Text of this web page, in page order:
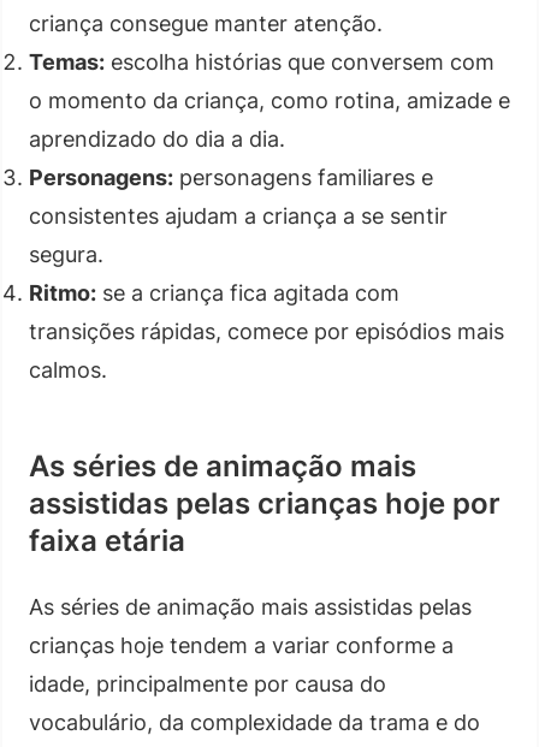
criança consegue manter atenção.
Temas: escolha histórias que conversem com
o momento da criança, como rotina, amizade e
aprendizado do dia a dia.
Personagens: personagens familiares e
consistentes ajudam a criança a se sentir
segura.
Ritmo: se a criança fica agitada com
transições rápidas, comece por episódios mais
calmos.
As séries de animação mais
assistidas pelas crianças hoje por
faixa etária
As séries de animação mais assistidas pelas
crianças hoje tendem a variar conforme a
idade, principalmente por causa do
vocabulário, da complexidade da trama e do